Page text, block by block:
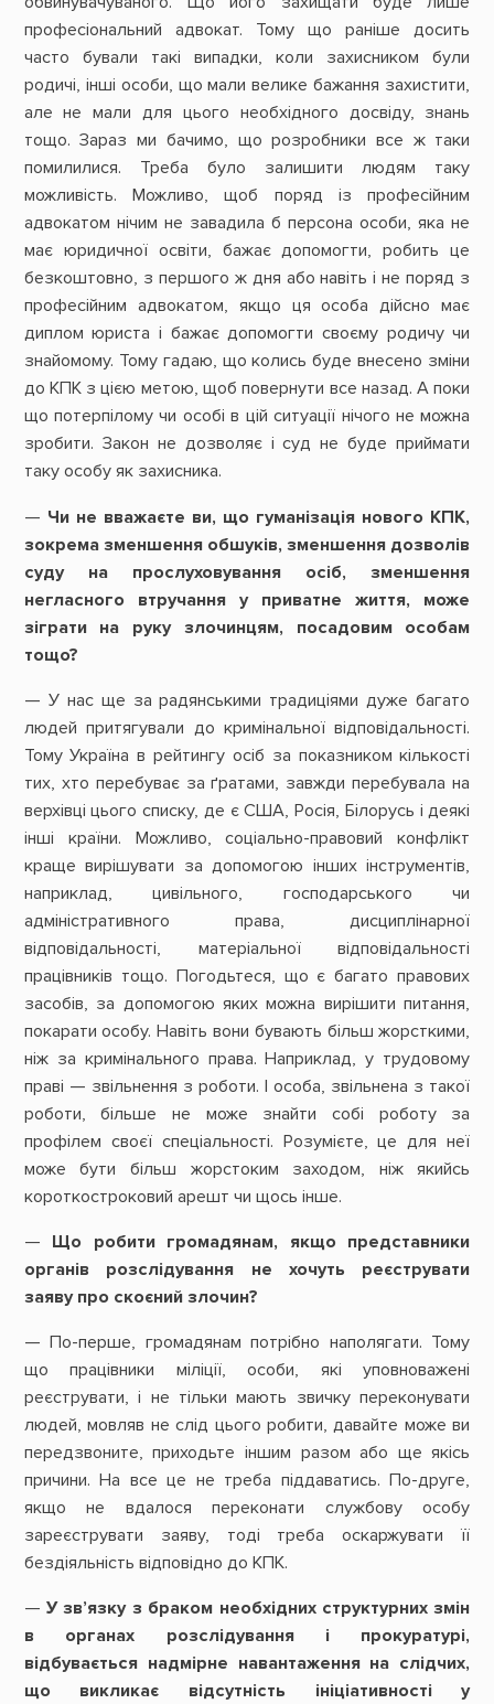
професіональний адвокат. Тому що раніше досить
часто бували такі випадки, коли захисником були
родичі, інші особи, що мали велике бажання захистити,
але не мали для цього необхідного досвіду, знань
тощо. Зараз ми бачимо, що розробники все ж таки
помилилися. Треба було залишити людям таку
можливість. Можливо, щоб поряд із професійним
адвокатом нічим не завадила б персона особи, яка не
має юридичної освіти, бажає допомогти, робить це
безкоштовно, з першого ж дня або навіть і не поряд з
професійним адвокатом, якщо ця особа дійсно має
диплом юриста і бажає допомогти своєму родичу чи
знайомому. Тому гадаю, що колись буде внесено зміни
до КПК з цією метою, щоб повернути все назад. А поки
що потерпілому чи особі в цій ситуації нічого не можна
зробити. Закон не дозволяє і суд не буде приймати
таку особу як захисника.
— Чи не вважаєте ви, що гуманізація нового КПК,
зокрема зменшення обшуків, зменшення дозволів
суду на прослуховування осіб, зменшення
негласного втручання у приватне життя, може
зіграти на руку злочинцям, посадовим особам
тощо?
— У нас ще за радянськими традиціями дуже багато
людей притягували до кримінальної відповідальності.
Тому Україна в рейтингу осіб за показником кількості
тих, хто перебуває за ґратами, завжди перебувала на
верхівці цього списку, де є США, Росія, Білорусь і деякі
інші країни. Можливо, соціально-правовий конфлікт
краще вирішувати за допомогою інших інструментів,
наприклад, цивільного, господарського чи
адміністративного права, дисциплінарної
відповідальності, матеріальної відповідальності
працівників тощо. Погодьтеся, що є багато правових
засобів, за допомогою яких можна вирішити питання,
покарати особу. Навіть вони бувають більш жорсткими,
ніж за кримінального права. Наприклад, у трудовому
праві — звільнення з роботи. І особа, звільнена з такої
роботи, більше не може знайти собі роботу за
профілем своєї спеціальності. Розумієте, це для неї
може бути більш жорстоким заходом, ніж якийсь
короткостроковий арешт чи щось інше.
— Що робити громадянам, якщо представники
органів розслідування не хочуть реєструвати
заяву про скоєний злочин?
— По-перше, громадянам потрібно наполягати. Тому
що працівники міліції, особи, які уповноважені
реєструвати, і не тільки мають звичку переконувати
людей, мовляв не слід цього робити, давайте може ви
передзвоните, приходьте іншим разом або ще якісь
причини. На все це не треба піддаватись. По-друге,
якщо не вдалося переконати службову особу
зареєструвати заяву, тоді треба оскаржувати її
бездіяльність відповідно до КПК.
—У зв’язку з браком необхідних структурних змін
в органах розслідування і прокуратурі,
відбувається надмірне навантаження на слідчих,
що викликає відсутність ініціативності у